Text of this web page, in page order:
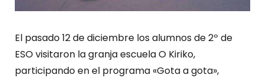
El pasado 12 de diciembre los alumnos de 2º de
ESO visitaron la granja escuela O Kiriko,
participando en el programa «Gota a gota»,